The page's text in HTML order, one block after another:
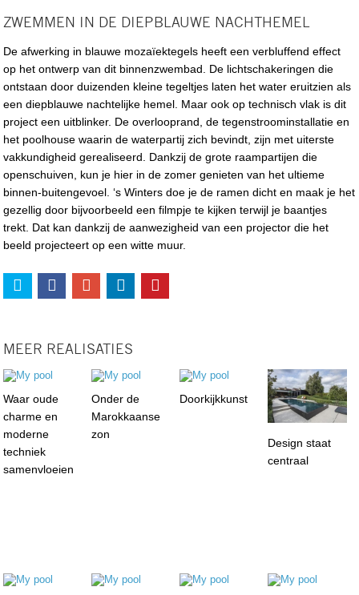
ZWEMMEN IN DE DIEPBLAUWE NACHTHEMEL
De afwerking in blauwe mozaïektegels heeft een verbluffend effect
op het ontwerp van dit binnenzwembad. De lichtschakeringen die
ontstaan door duizenden kleine tegeltjes laten het water eruitzien als
een diepblauwe nachtelijke hemel. Maar ook op technisch vlak is dit
project een uitblinker. De overlooprand, de tegenstroominstallatie en
het poolhouse waarin de waterpartij zich bevindt, zijn met uiterste
vakkundigheid gerealiseerd. Dankzij de grote raampartijen die
openschuiven, kun je hier in de zomer genieten van het ultieme
binnen-buitengevoel. ‘s Winters doe je de ramen dicht en maak je het
gezellig door bijvoorbeeld een filmpje te kijken terwijl je baantjes
trekt. Dat kan dankzij de aanwezigheid van een projector die het
beeld projecteert op een witte muur.
MEER REALISATIES
Waar oude
charme en
moderne
techniek
samenvloeien
Onder de
Marokkaanse
zon
Doorkijkkunst
Design staat
centraal